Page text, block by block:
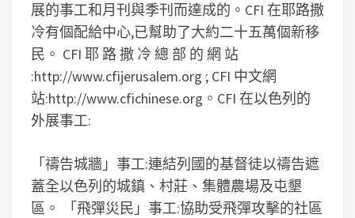
展的事工和月刊與季刊而達成的。CFI 在耶路撒
冷有個配給中心,已幫助了大約二十五萬個新移
民。 CFI 耶 路 撒 冷 總 部 的 網 站
:http://www.cfijerusalem.org ; CFI 中文網
站:http://www.cfichinese.org。CFI 在以色列的
外展事工:
「禱告城牆」事工:連結列國的基督徒以禱告遮
蓋全以色列的城鎮、村莊、集體農場及屯墾
區。 「飛彈災民」事工:協助受飛彈攻擊的社區